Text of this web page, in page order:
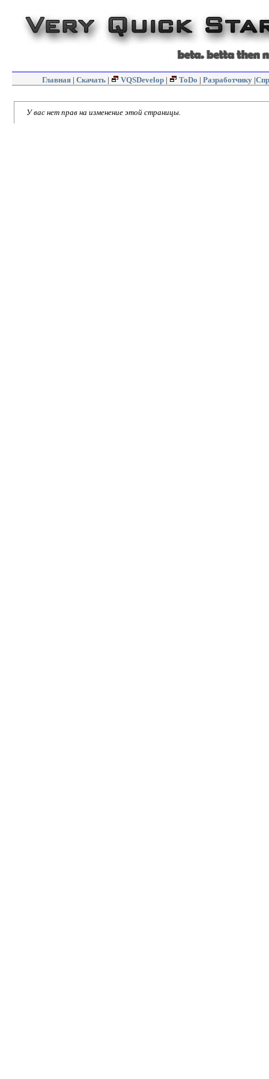
Главная | Скачать | VQSDevelop | ToDo | Разработчику |
У вас нет прав на изменение этой страницы.